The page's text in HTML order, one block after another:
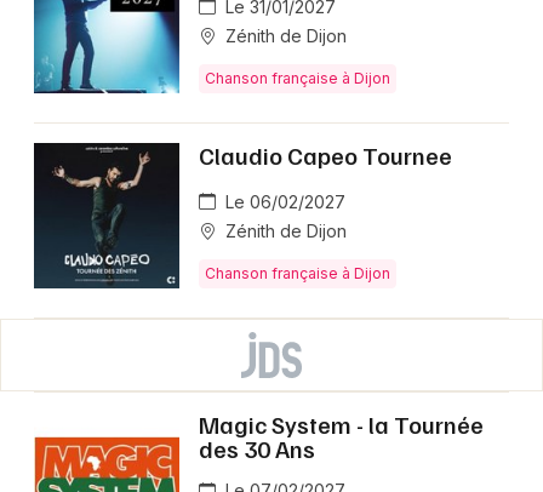
Le 31/01/2027
Zénith de Dijon
Chanson française à Dijon
Claudio Capeo Tournee
Le 06/02/2027
Zénith de Dijon
Chanson française à Dijon
Magic System - la Tournée
des 30 Ans